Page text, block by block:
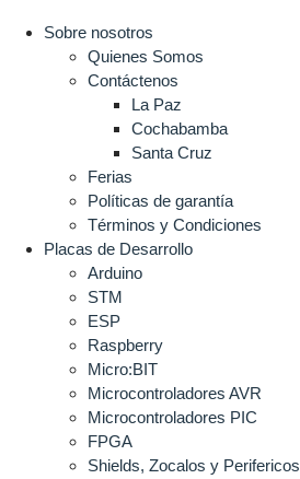
Sobre nosotros
Quienes Somos
Contáctenos
La Paz
Cochabamba
Santa Cruz
Ferias
Políticas de garantía
Términos y Condiciones
Placas de Desarrollo
Arduino
STM
ESP
Raspberry
Micro:BIT
Microcontroladores AVR
Microcontroladores PIC
FPGA
Shields, Zocalos y Perifericos